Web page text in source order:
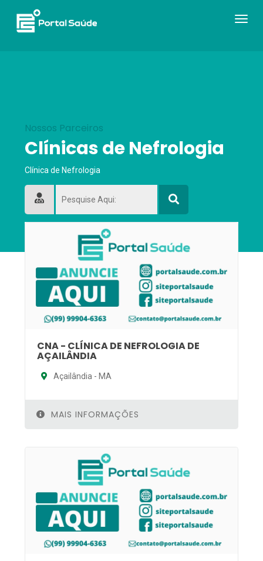
Nossos Parceiros
Clínicas de Nefrologia
Clínica de Nefrologia
CNA - CLÍNICA DE NEFROLOGIA DE
AÇAILÂNDIA
Açailândia - MA
MAIS INFORMAÇÕES